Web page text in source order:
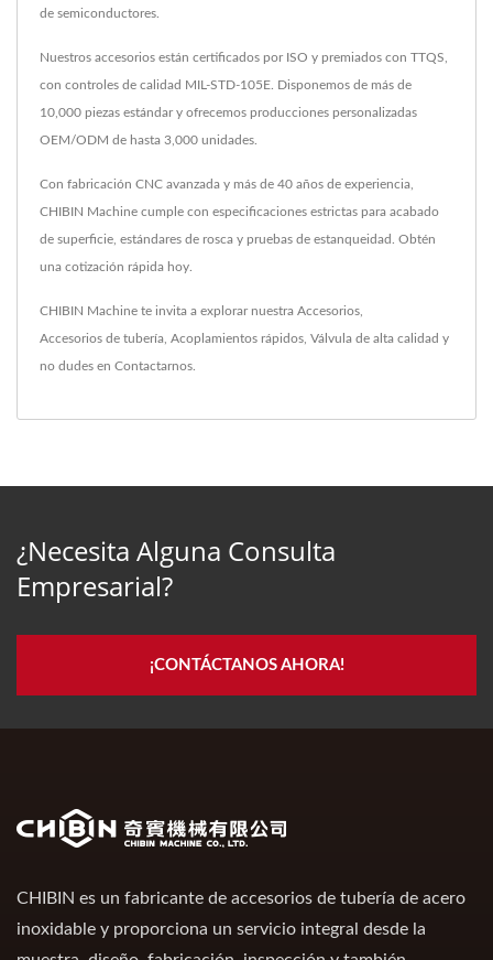
de semiconductores.
Nuestros accesorios están certificados por ISO y premiados con TTQS,
con controles de calidad MIL-STD-105E. Disponemos de más de
10,000 piezas estándar y ofrecemos producciones personalizadas
OEM/ODM de hasta 3,000 unidades.
Con fabricación CNC avanzada y más de 40 años de experiencia,
CHIBIN Machine cumple con especificaciones estrictas para acabado
de superficie, estándares de rosca y pruebas de estanqueidad. Obtén
una cotización rápida hoy.
CHIBIN Machine te invita a explorar nuestra Accesorios
Accesorios de tubería Acoplamientos rápidos Válvula de alta calidad y
no dudes en Contactarnos
¿Necesita Alguna Consulta
Empresarial?
¡CONTÁCTANOS AHORA!
CHIBIN es un fabricante de accesorios de tubería de acero
inoxidable y proporciona un servicio integral desde la